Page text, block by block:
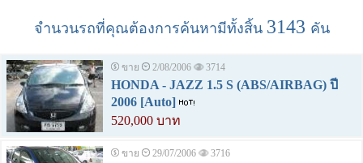
จำนวนรถที่คุณต้องการค้นหามีทั้งสิ้น 3143 คัน
ขาย 2/08/2006 3714
HONDA - JAZZ 1.5 S (ABS/AIRBAG) ปี
2006 [Auto]
520,000 บาท
ขาย 29/07/2006 3716